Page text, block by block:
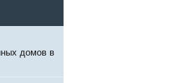
домов в